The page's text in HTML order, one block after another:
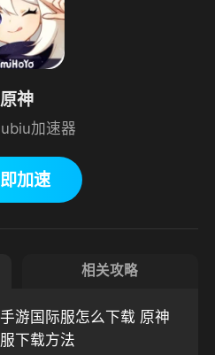
原神
加速器
加速
相关攻略
游国际服怎么下载 原神
下载方法